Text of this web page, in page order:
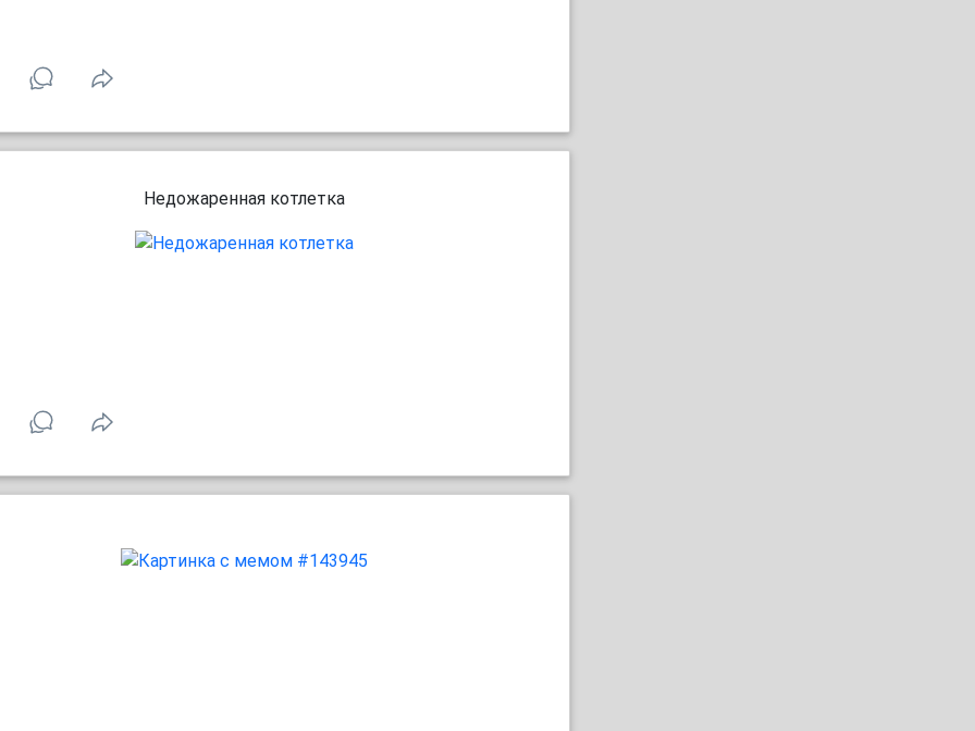
Недожаренная котлетка